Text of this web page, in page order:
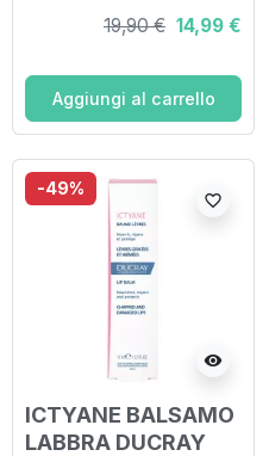
19,90 € 14,99 €
Aggiungi al carrello
-49%
visibility
favorite_border
ICTYANE BALSAMO
LABBRA DUCRAY